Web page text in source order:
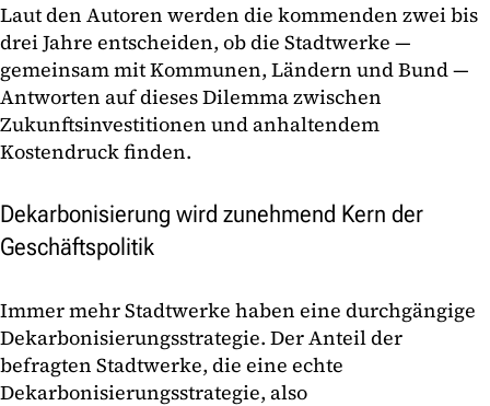
Laut den Autoren werden die kommenden zwei bis
drei Jahre entscheiden, ob die Stadtwerke —
gemeinsam mit Kommunen, Ländern und Bund —
Antworten auf dieses Dilemma zwischen
Zukunftsinvestitionen und anhaltendem
Kostendruck finden.
Dekarbonisierung wird zunehmend Kern der
Geschäftspolitik
Immer mehr Stadtwerke haben eine durchgängige
Dekarbonisierungsstrategie. Der Anteil der
befragten Stadtwerke, die eine echte
Dekarbonisierungsstrategie, also